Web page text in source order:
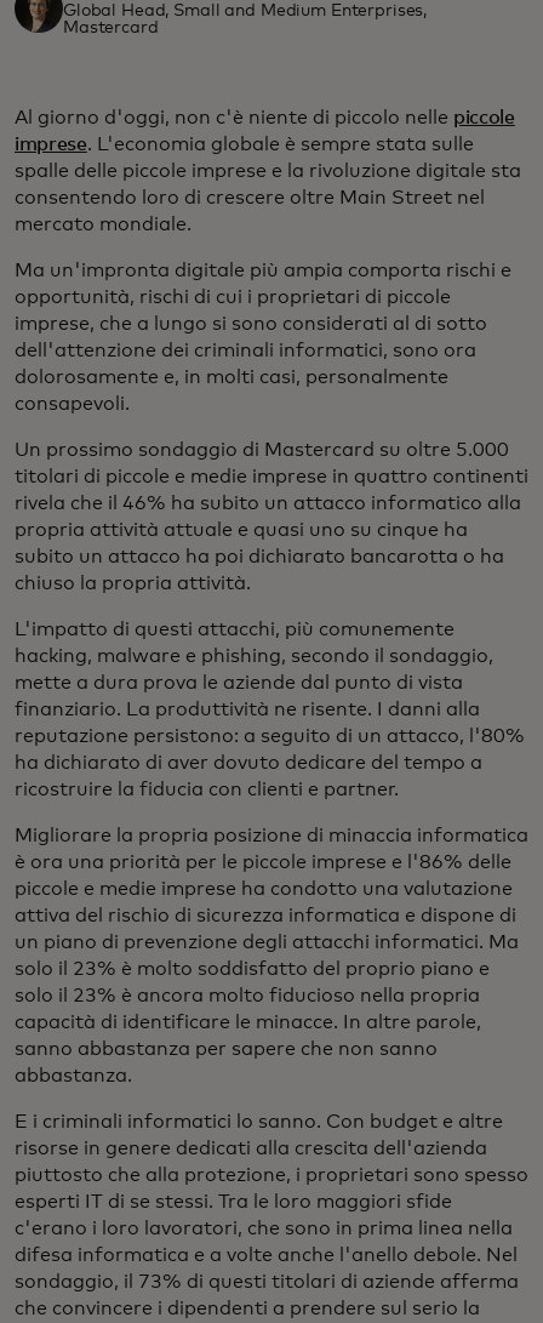
Global Head, Small and Medium Enterprises,
Mastercard
Al giorno d'oggi, non c'è niente di piccolo nelle piccole
imprese. L'economia globale è sempre stata sulle
spalle delle piccole imprese e la rivoluzione digitale sta
consentendo loro di crescere oltre Main Street nel
mercato mondiale.
Ma un'impronta digitale più ampia comporta rischi e
opportunità, rischi di cui i proprietari di piccole
imprese, che a lungo si sono considerati al di sotto
dell'attenzione dei criminali informatici, sono ora
dolorosamente e, in molti casi, personalmente
consapevoli.
Un prossimo sondaggio di Mastercard su oltre 5.000
titolari di piccole e medie imprese in quattro continenti
rivela che il 46% ha subito un attacco informatico alla
propria attività attuale e quasi uno su cinque ha
subito un attacco ha poi dichiarato bancarotta o ha
chiuso la propria attività.
L'impatto di questi attacchi, più comunemente
hacking, malware e phishing, secondo il sondaggio,
mette a dura prova le aziende dal punto di vista
finanziario. La produttività ne risente. I danni alla
reputazione persistono: a seguito di un attacco, l'80%
ha dichiarato di aver dovuto dedicare del tempo a
ricostruire la fiducia con clienti e partner.
Migliorare la propria posizione di minaccia informatica
è ora una priorità per le piccole imprese e l'86% delle
piccole e medie imprese ha condotto una valutazione
attiva del rischio di sicurezza informatica e dispone di
un piano di prevenzione degli attacchi informatici. Ma
solo il 23% è molto soddisfatto del proprio piano e
solo il 23% è ancora molto fiducioso nella propria
capacità di identificare le minacce. In altre parole,
sanno abbastanza per sapere che non sanno
abbastanza.
E i criminali informatici lo sanno. Con budget e altre
risorse in genere dedicati alla crescita dell'azienda
piuttosto che alla protezione, i proprietari sono spesso
esperti IT di se stessi. Tra le loro maggiori sfide
c'erano i loro lavoratori, che sono in prima linea nella
difesa informatica e a volte anche l'anello debole. Nel
sondaggio, il 73% di questi titolari di aziende afferma
che convincere i dipendenti a prendere sul serio la